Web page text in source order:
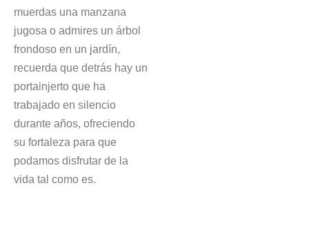
muerdas una manzana
jugosa o admires un árbol
frondoso en un jardín,
recuerda que detrás hay un
portainjerto que ha
trabajado en silencio
durante años, ofreciendo
su fortaleza para que
podamos disfrutar de la
vida tal como es.